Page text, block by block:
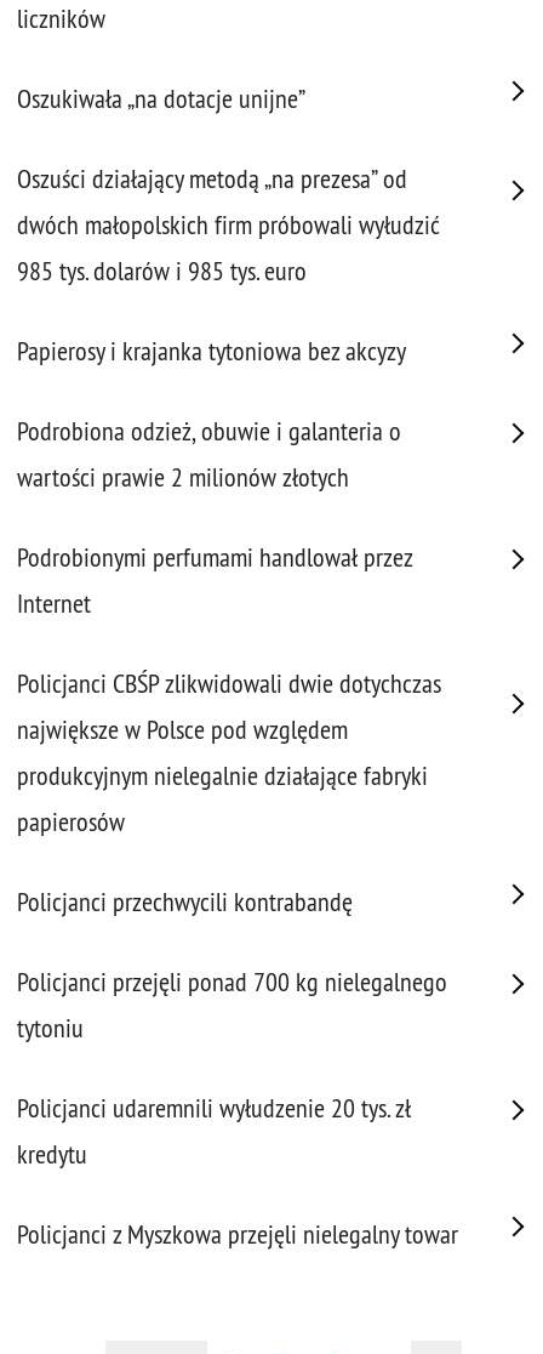
liczników
Oszukiwała „na dotacje unijne”
Oszuści działający metodą „na prezesa” od
dwóch małopolskich firm próbowali wyłudzić
985 tys. dolarów i 985 tys. euro
Papierosy i krajanka tytoniowa bez akcyzy
Podrobiona odzież, obuwie i galanteria o
wartości prawie 2 milionów złotych
Podrobionymi perfumami handlował przez
Internet
Policjanci CBŚP zlikwidowali dwie dotychczas
największe w Polsce pod względem
produkcyjnym nielegalnie działające fabryki
papierosów
Policjanci przechwycili kontrabandę
Policjanci przejęli ponad 700 kg nielegalnego
tytoniu
Policjanci udaremnili wyłudzenie 20 tys. zł
kredytu
Policjanci z Myszkowa przejęli nielegalny towar